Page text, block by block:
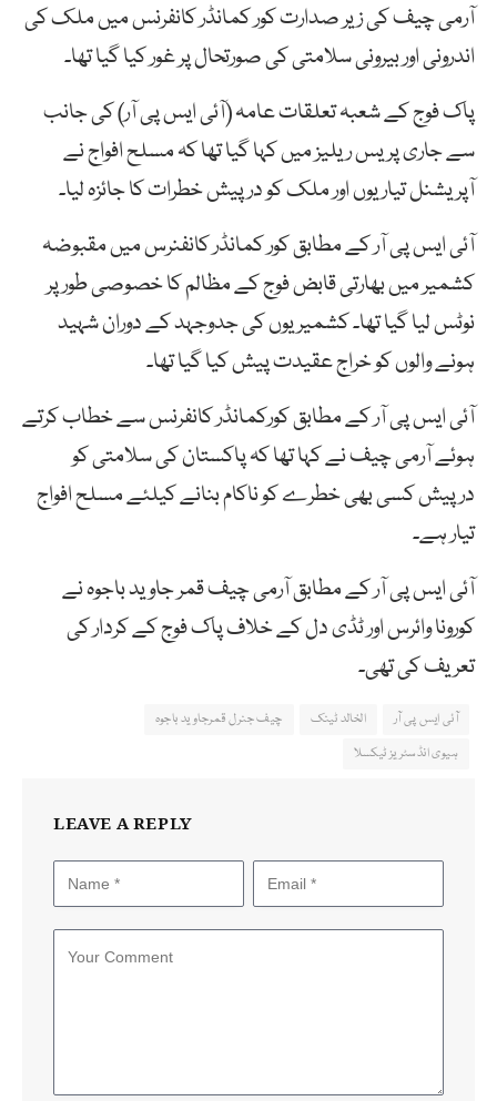
آرمی چیف کی زیر صدارت کور کمانڈر کانفرنس میں ملک کی
اندرونی اور بیرونی سلامتی کی صورتحال پر غور کیا گیا تھا۔
پاک فوج کے شعبہ تعلقات عامہ (آئی ایس پی آر) کی جانب
سے جاری پریس ریلیز میں کہا گیا تھا کہ مسلح افواج نے
آپریشنل تیاریوں اور ملک کو درپیش خطرات کا جائزہ لیا۔
آئی ایس پی آر کے مطابق کور کمانڈر کانفنرس میں مقبوضہ
کشمیر میں بھارتی قابض فوج کے مظالم کا خصوصی طور پر
نوٹس لیا گیا تھا۔ کشمیریوں کی جدوجہد کے دوران شہید
ہونے والوں کو خراج عقیدت پیش کیا گیا تھا۔
آئی ایس پی آر کے مطابق کورکمانڈر کانفرنس سے خطاب کرتے
ہوئے آرمی چیف نے کہا تھا کہ پاکستان کی سلامتی کو
درپیش کسی بھی خطرے کو ناکام بنانے کیلئے مسلح افواج
تیار ہے۔
آئی ایس پی آر کے مطابق آرمی چیف قمر جاوید باجوہ نے
کورونا وائرس اور ٹڈی دل کے خلاف پاک فوج کے کردار کی
تعریف کی تھی۔
آئی ایس پی آر الخالد ٹینک
چیف جنرل قمرجاوید باجوہ
ہیوی انڈسٹریز ٹیکسلا
LEAVE A REPLY